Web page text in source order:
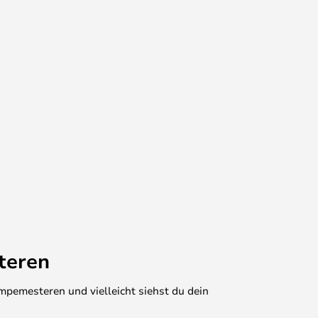
und vielleicht siehst du dein